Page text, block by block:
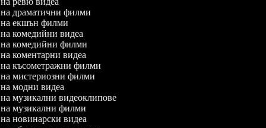
на драматични филми
на екшън филми
на комедийни видеа
на комедийни филми
на коментарни видеа
на късометражни филми
на мистериозни филми
на модни видеа
на музикални видеоклипове
на музикални филми
на новинарски видеа